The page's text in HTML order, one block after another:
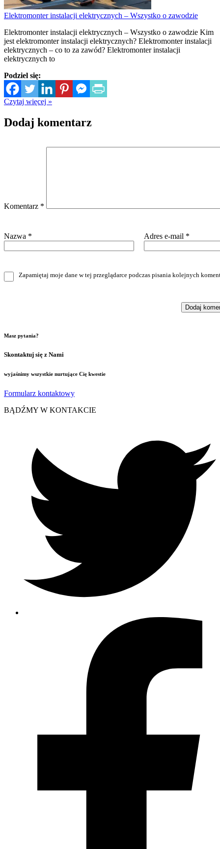
Elektromonter instalacji elektrycznych – Wszystko o zawodzie
Elektromonter instalacji elektrycznych – Wszystko o zawodzie Kim
jest elektromonter instalacji elektrycznych? Elektromonter instalacji
elektrycznych – co to za zawód? Elektromonter instalacji
elektrycznych to
Podziel się:
Czytaj więcej »
Dodaj komentarz
Komentarz *
Nazwa * Adres e-mail *
Zapamiętaj moje dane w tej przeglądarce podczas pisania kolejnych
Masz pytania?
Skontaktuj się z Nami
wyjaśnimy wszystkie nurtujące Cię kwestie
Formularz kontaktowy
BĄDŹMY W KONTAKCIE